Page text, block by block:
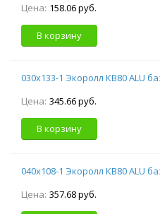
Цена: 158.06 руб.
В корзину
030х133-1 Экоролл КВ80 ALU
Цена: 345.66 руб.
В корзину
040х108-1 Экоролл КВ80 ALU
Цена: 357.68 руб.